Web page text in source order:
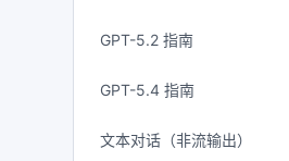
GPT-5.2 指南
GPT-5.4 指南
文本对话（非流输出）